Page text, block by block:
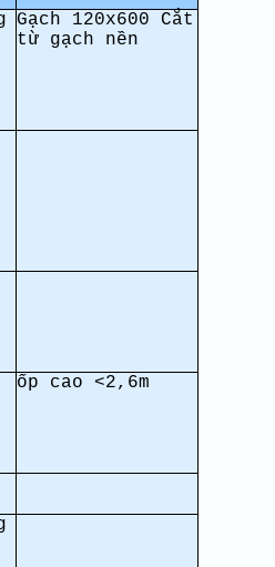
Gạch 120x600 Cắt
từ gạch nền
ốp cao <2,6m